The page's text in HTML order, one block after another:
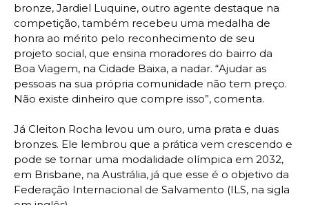
bronze, Jardiel Luquine, outro agente destaque na
competição, também recebeu uma medalha de
honra ao mérito pelo reconhecimento de seu
projeto social, que ensina moradores do bairro da
Boa Viagem, na Cidade Baixa, a nadar. “Ajudar as
pessoas na sua própria comunidade não tem preço.
Não existe dinheiro que compre isso”, comenta.
Já Cleiton Rocha levou um ouro, uma prata e duas
bronzes. Ele lembrou que a prática vem crescendo e
pode se tornar uma modalidade olímpica em 2032,
em Brisbane, na Austrália, já que esse é o objetivo da
Federação Internacional de Salvamento (ILS, na sigla